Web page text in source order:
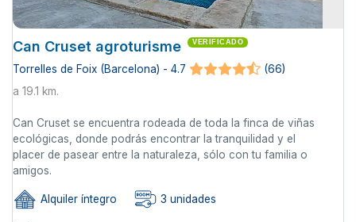
Can Cruset agroturisme VERIFICADO
Torrelles de Foix (Barcelona) - 4.7
(66)
a 19.1 km.
Can Cruset se encuentra rodeada de toda la finca de viñas
ecológicas, donde podrás encontrar la tranquilidad y el
placer de pasear entre la naturaleza, sólo con tu familia o
amigos.
Alquiler íntegro 3 unidades